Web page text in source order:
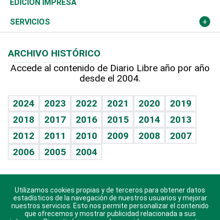
Resto del mundo
Economía personal
Podcast Arte Libre
Hablando con el pediatra
Vida y familia
Eñe
Celebrando la vida
Sin complejos
En pocas palabras
Escuchando al corazón
Economía Personal
Más deportes
Línea de hit
TBT Deportivo
Columnistas
Más firmas
Cambio climático
Deportes
Opinión
Hecho en casa
Guía del dinero
EDICIÓN IMPRESA
SERVICIOS
Cumpleaños
Horóscopos
Crucigramas
ARCHIVO HISTÓRICO
Accede al contenido de Diario Libre año por año
desde el 2004.
2024 2023 2022 2021 2020
2019
2018
2017 2016 2015 2014
2013
2012
2011 2010 2009 2008
2007
2006
2005 2004
Descarga nuestras aplicaciones para Android, iOS y
sistema Huawei.
Utilizamos cookies propias y de terceros para obtener datos
estadísticos de la navegación de nuestros usuarios y mejorar
nuestros servicios. Esto nos permite personalizar el contenido
que ofrecemos y mostrar publicidad relacionada a sus